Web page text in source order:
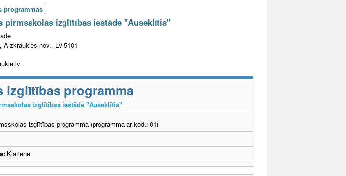
programmas
pirmsskolas izglītības iestāde "Auseklītis"
nov., LV-5101
izglītības programma
izglītības iestāde "Auseklītis"
izglītības programma (programma ar kodu 01)
Klātiene